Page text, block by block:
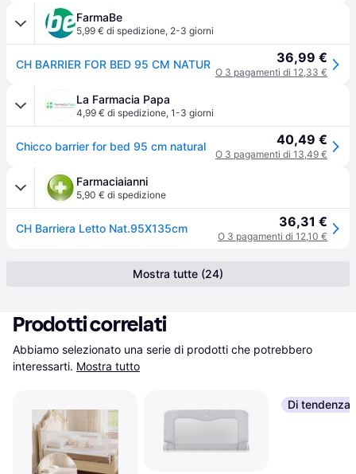
FarmaBe
5,99 € di spedizione, 2-3 giorni
CH BARRIER FOR BED 95 CM NATUR 36,99 €
O 3 pagamenti di 12,33 €
La Farmacia Papa
4,99 € di spedizione, 1-3 giorni
Chicco barrier for bed 95 cm natural 40,49 €
O 3 pagamenti di 13,49 €
Farmaciaianni
5,90 € di spedizione
CH Barriera Letto Nat.95X135cm 36,31 €
O 3 pagamenti di 12,10 €
Mostra tutte (24)
Prodotti correlati
Abbiamo selezionato una serie di prodotti che potrebbero
interessarti. Mostra tutto
Di tendenza